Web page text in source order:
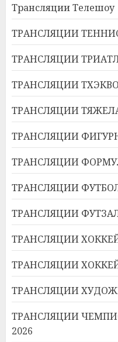
Трансляции Телешоу
ТРАНСЛЯЦИИ
ТРАНСЛЯЦИИ
ТРАНСЛЯЦИИ
ТРАНСЛЯЦИИ
ТРАНСЛЯЦИИ
ТРАНСЛЯЦИИ
ТРАНСЛЯЦИИ
ТРАНСЛЯЦИИ
ТРАНСЛЯЦИИ
ТРАНСЛЯЦИИ
ТРАНСЛЯЦИИ
ТРАНСЛЯЦИИ
2026